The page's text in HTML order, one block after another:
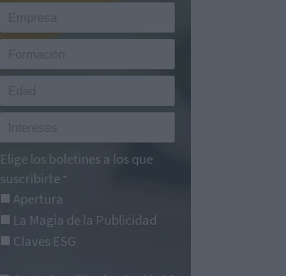
Elige los boletines a los que
suscribirte *
Apertura
La Magia de la Publicidad
Claves ESG